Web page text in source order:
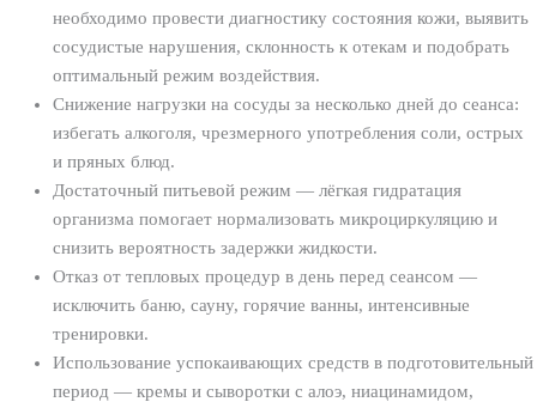
необходимо провести диагностику состояния кожи, выявить
сосудистые нарушения, склонность к отекам и подобрать
оптимальный режим воздействия.
Снижение нагрузки на сосуды за несколько дней до сеанса:
избегать алкоголя, чрезмерного употребления соли, острых
и пряных блюд.
Достаточный питьевой режим — лёгкая гидратация
организма помогает нормализовать микроциркуляцию и
снизить вероятность задержки жидкости.
Отказ от тепловых процедур в день перед сеансом —
исключить баню, сауну, горячие ванны, интенсивные
тренировки.
Использование успокаивающих средств в подготовительный
период — кремы и сыворотки с алоэ, ниацинамидом,